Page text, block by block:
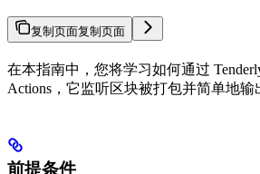
复制页面复制页面
在本指南中，您将学习如何通过
Actions，它监听区块被打包并简单地输
前提条件